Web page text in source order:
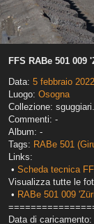
FFS RABe 501 009
Data: 5 febbraio 2022
Luogo: Osogna
Collezione:
Commenti: -
Album: -
Tags: RABe 501
Links:
• Scheda tecnica
Visualizza tutte le
• RABe 501 009
Data di